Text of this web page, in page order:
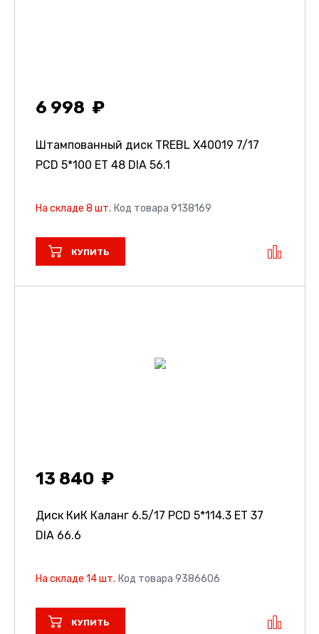
6 998
Штампованный диск TREBL X40019 7/17
PCD 5*100 ET 48 DIA 56.1
На складе 8 шт. Код товара 9138169
КУПИТЬ
13 840
Диск КиК Каланг 6.5/17 PCD 5*114.3 ET 37
DIA 66.6
На складе 14 шт. Код товара 9386606
КУПИТЬ